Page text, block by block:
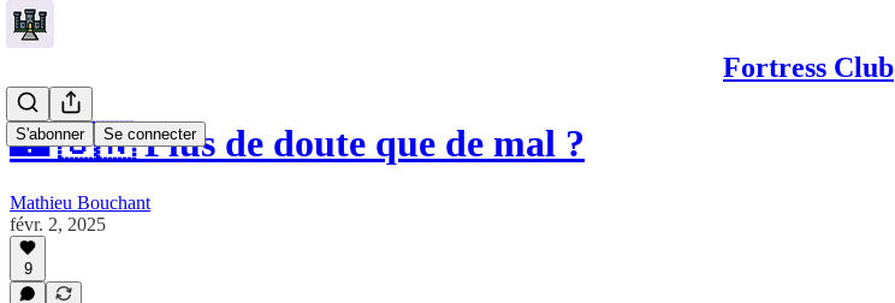
Fortress Club
S'abonner Se connecter
🏰 🇨🇳 Plus de doute que de mal ?
Mathieu Bouchant
févr. 2, 2025
9